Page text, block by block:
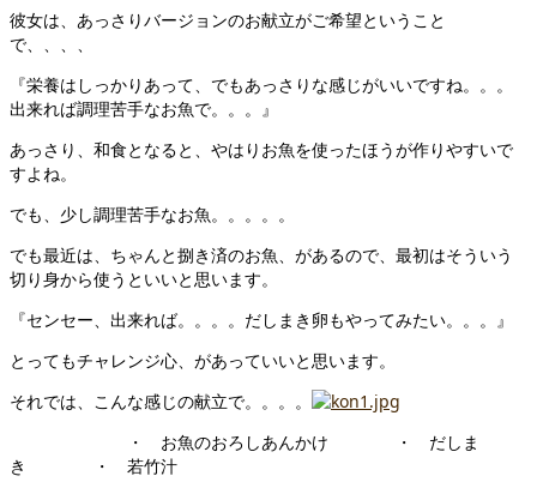
彼女は、あっさりバージョンのお献立がご希望ということ
で、、、、
『栄養はしっかりあって、でもあっさりな感じがいいですね。。。
出来れば調理苦手なお魚で。。。』
あっさり、和食となると、やはりお魚を使ったほうが作りやすいで
すよね。
でも、少し調理苦手なお魚。。。。。
でも最近は、ちゃんと捌き済のお魚、があるので、最初はそういう
切り身から使うといいと思います。
『センセー、出来れば。。。。だしまき卵もやってみたい。。。』
とってもチャレンジ心、があっていいと思います。
それでは、こんな感じの献立で。。。。
・ お魚のおろしあんかけ ・ だしま
き ・ 若竹汁